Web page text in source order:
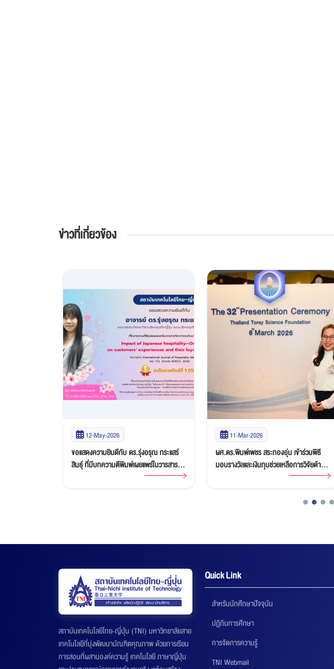
ข่าวที่เกี่ยวข้อง
12-May-2026
ขอแสดงความยินดีกับ ดร.รุ่งอรุณ กระแสร์
สินธุ์ ที่มีบทความตีพิมพ์เผยแพร่ในวารสาร
11-Mar-2026
ผศ.ดร.พิมพ์เพชร สระทองอุ่น เข้าร่วมพิธี
มอบรางวัลและเงินทุนช่วยเหลือการวิจัยด้าน
วิทยาศาสตร์และเทคโนโลยี ครั้งที่ 32 จัดโดย
สถาบันเทคโนโลยีไทย-ญี่ปุ่น (TNI) มหาวิทยาลัยสาย
เทคโนโลยีที่มุ่งพัฒนาบัณฑิตคุณภาพ ด้วยการเรียน
การสอนที่ผสานองค์ความรู้ เทคโนโลยี ภาษาญี่ปุ่น
Quick Link
สำหรับนักศึกษาปัจจุบัน
ปฏิทินการศึกษา
การจัดการความรู้
TNI Webmail